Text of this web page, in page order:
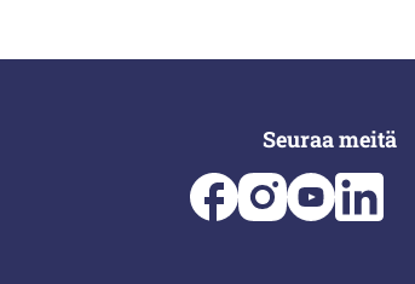
Seuraa meitä